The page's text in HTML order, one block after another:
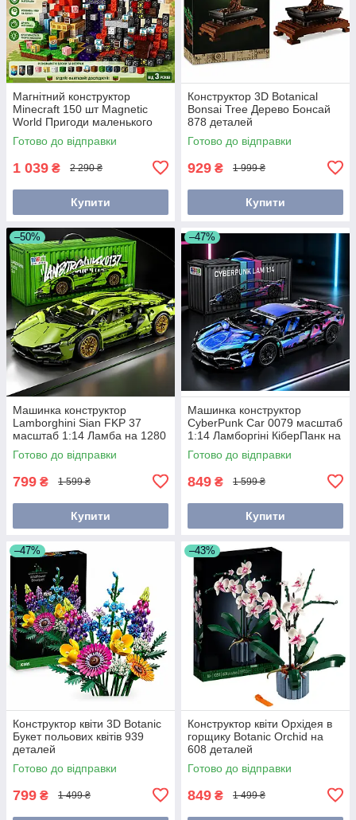
Магнітний конструктор
Minecraft 150 шт Magnetic
World Пригоди маленького
привида zh026
Готово до відправки
1 039 ₴ 2 290 ₴
Купити
Конструктор 3D Botanical
Bonsai Tree Дерево Бонсай
878 деталей
Готово до відправки
929 ₴ 1 999 ₴
Купити
–50%
Машинка конструктор
Lamborghini Sian FKP 37
масштаб 1:14 Ламба на 1280
деталей
Готово до відправки
799 ₴ 1 599 ₴
Купити
–47%
Машинка конструктор
CyberPunk Car 0079 масштаб
1:14 Ламборгіні КіберПанк на
1314 деталей
Готово до відправки
849 ₴ 1 599 ₴
Купити
–47%
Конструктор квіти 3D Botanic
Букет польових квітів 939
деталей
Готово до відправки
799 ₴ 1 499 ₴
–43%
Конструктор квіти Орхідея в
горщику Botanic Orchid на
608 деталей
Готово до відправки
849 ₴ 1 499 ₴